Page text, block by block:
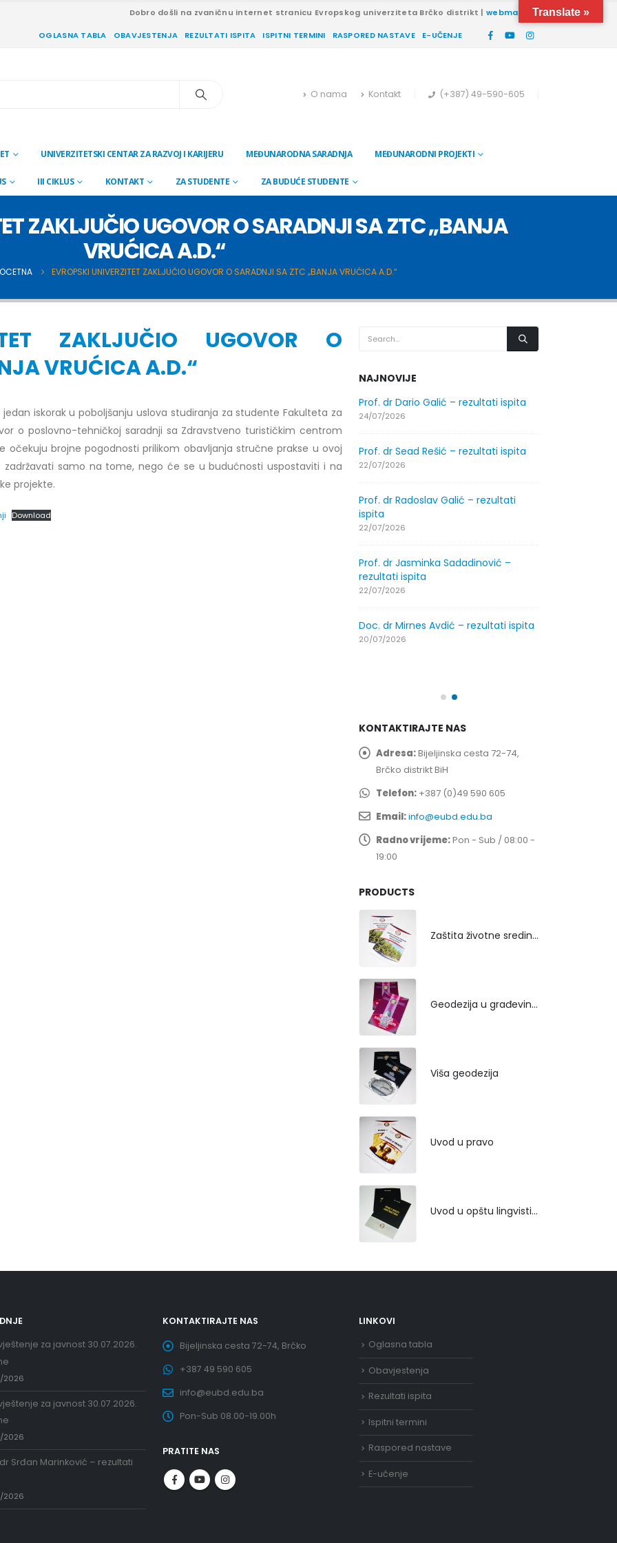
Dobro došli na zvaničnu internet stranicu Evropskog univerziteta Brčko distrikt |webmail
OGLASNA TABLA OBAVJESTENJA REZULTATI ISPITA ISPITNI TERMINI RASPORED NASTAVE E-UČENJE
O nama Kontakt (+387) 49-590-605
UNIVERZITETSKI CENTAR ZA RAZVOJ I KARIJERU MEĐUNARODNA SARADNJA MEĐUNARODNI PROJEKTI
III CIKLUS KONTAKT ZA STUDENTE ZA BUDUĆE STUDENTE
ZAKLJUČIO UGOVOR O SARADNJI SA ZTC „BANJA
VRUĆICA A.D.“
EVROPSKI UNIVERZITET ZAKLJUČIO UGOVOR O SARADNJI SA ZTC „BANJA VRUĆICA A.D.“
ZAKLJUČIO UGOVOR O
VRUĆICA A.D.“
iskorak u poboljšanju uslova studiranja za studente Fakulteta za
o poslovno-tehničkoj saradnji sa Zdravstveno turističkim centrom
očekuju brojne pogodnosti prilikom obavljanja stručne prakse u ovoj
samo na tome, nego će se u budućnosti uspostaviti i na
projekte.
Download
NAJNOVIJE
Sead Rešić – rezultati ispita
godine
30/07/2026
Obavještenje za javnost 30.07.2026.
Prof. dr Dario Galić – rezultati ispita
24/07/2026
Prof. dr Sead Rešić – rezultati ispita
22/07/2026
Prof. dr Radoslav Galić – rezultati
ispita
22/07/2026
Prof. dr Jasminka Sadadinović –
rezultati ispita
22/07/2026
Doc. dr Mirnes Avdić – rezultati ispita
20/07/2026
KONTAKTIRAJTE NAS
Adresa:Bijeljinska cesta 72-74,
Brčko distrikt BiH
Telefon: +387 (0)49 590 605
Email:info@eubd.edu.ba
Radno vrijeme:Pon - Sub / 08:00 -
19:00
PRODUCTS
Zaštita životne sredine rekultivacijom odlagališta
Geodezija u građevinarstvu
Viša geodezija
Uvod u pravo
Uvod u opštu lingvistiku
za javnost 30.07.2026.
2026
za javnost 30.07.2026.
2026
Srđan Marinković – rezultati
2026
KONTAKTIRAJTE NAS
Bijeljinska cesta 72-74, Brčko
+387 49 590 605
info@eubd.edu.ba
Pon-Sub 08.00-19.00h
PRATITE NAS
LINKOVI
Oglasna tabla
Obavjestenja
Rezultati ispita
Ispitni termini
Raspored nastave
E-učenje
Translate »